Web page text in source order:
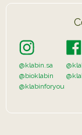
@klabin.sa
@bioklabin
@klabinforyou